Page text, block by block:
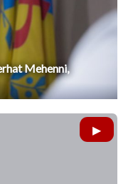
Mehenni,